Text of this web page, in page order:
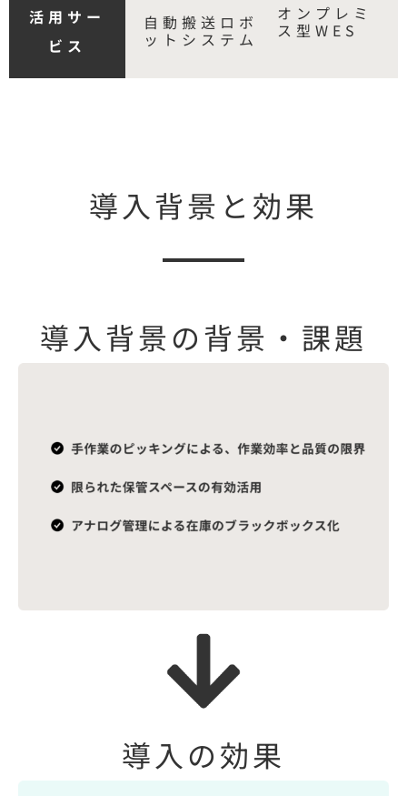
活用サー
ビス
自動搬送ロボ
ットシステム
オンプレミ
ス型WES
導入背景と効果
導入背景の背景・課題
導入の効果